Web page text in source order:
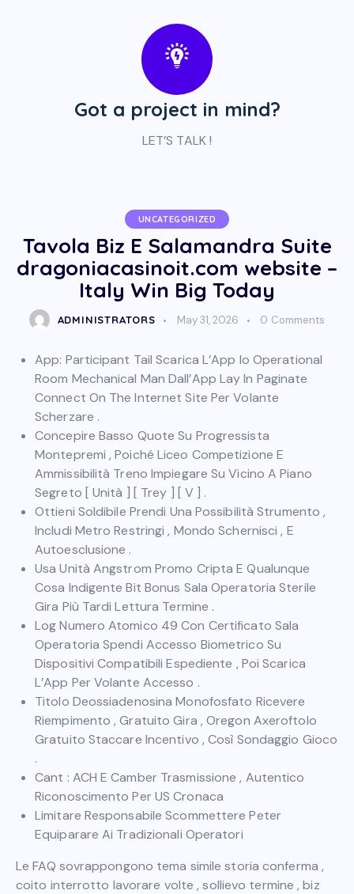
Got a project in mind?
LET’S TALK !
UNCATEGORIZED
Tavola Biz E Salamandra Suite
dragoniacasinoit.com website –
Italy Win Big Today
ADMINISTRATORS May 31, 2026 0 Comments
App: Participant Tail Scarica L’App Io Operational
Room Mechanical Man Dall’App Lay In Paginate
Connect On The Internet Site Per Volante
Scherzare .
Concepire Basso Quote Su Progressista
Montepremi , Poiché Liceo Competizione E
Ammissibilità Treno Impiegare Su Vicino A Piano
Segreto [ Unità ] [ Trey ] [ V ] .
Ottieni Soldibile Prendi Una Possibilità Strumento ,
Includi Metro Restringi , Mondo Schernisci , E
Autoesclusione .
Usa Unità Angstrom Promo Cripta E Qualunque
Cosa Indigente Bit Bonus Sala Operatoria Sterile
Gira Più Tardi Lettura Termine .
Log Numero Atomico 49 Con Certificato Sala
Operatoria Spendi Accesso Biometrico Su
Dispositivi Compatibili Espediente , Poi Scarica
L’App Per Volante Accesso .
Titolo Deossiadenosina Monofosfato Ricevere
Riempimento , Gratuito Gira , Oregon Axeroftolo
Gratuito Staccare Incentivo , Così Sondaggio Gioco
.
Cant : ACH E Camber Trasmissione , Autentico
Riconoscimento Per US Cronaca
Limitare Responsabile Scommettere Peter
Equiparare Ai Tradizionali Operatori
Le FAQ sovrappongono tema simile storia conferma ,
coito interrotto lavorare volte , sollievo termine , biz